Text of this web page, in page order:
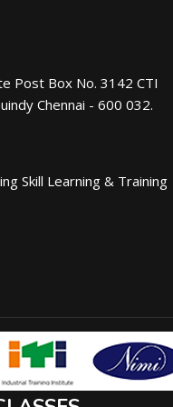
Post Box No. 3142 CTI
Chennai - 600 032.
Skill Learning & Training